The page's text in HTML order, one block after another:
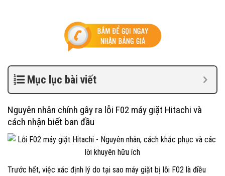
Mục lục bài viết
Nguyên nhân chính gây ra lỗi F02 máy giặt Hitachi và
cách nhận biết ban đầu
Trước hết, việc xác định lý do tại sao máy giặt bị lỗi F02 là điều